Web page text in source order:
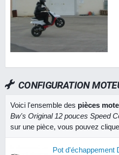
CONFIGURATION
Voici l'ensemble des pièces
Bw's Original 12 pouces Speed
sur une pièce, vous pouvez
Pot d'échappement